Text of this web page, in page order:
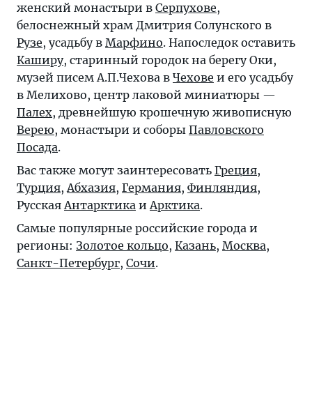
женский монастыри в Серпухове,
белоснежный храм Дмитрия Солунского в
Рузе, усадьбу в Марфино. Напоследок оставить
Каширу, старинный городок на берегу Оки,
музей писем А.П.Чехова в Чехове и его усадьбу
в Мелихово, центр лаковой миниатюры —
Палех, древнейшую крошечную живописную
Верею, монастыри и соборы Павловского
Посада.
Вас также могут заинтересовать Греция,
Турция,Абхазия, Германия, Финляндия,
РусскаяАнтарктика иАрктика.
Самые популярные российские города и
регионы: Золотое кольцо, Казань, Москва,
Санкт-Петербург, Сочи.